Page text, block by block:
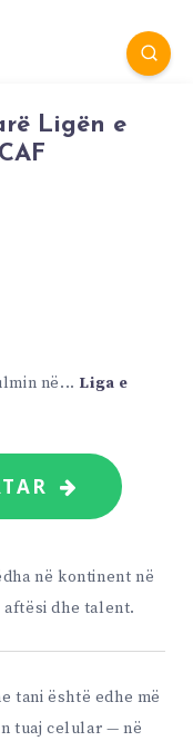
Ligën e
në... Liga e
në kontinent në
dhe talent.
tani është edhe më
tuaj celular — në